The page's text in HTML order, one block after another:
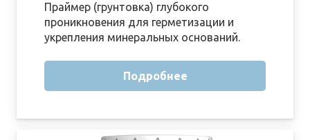
Праймер (грунтовка) глубокого
проникновения для герметизации и
укрепления минеральных оснований.
Подробнее